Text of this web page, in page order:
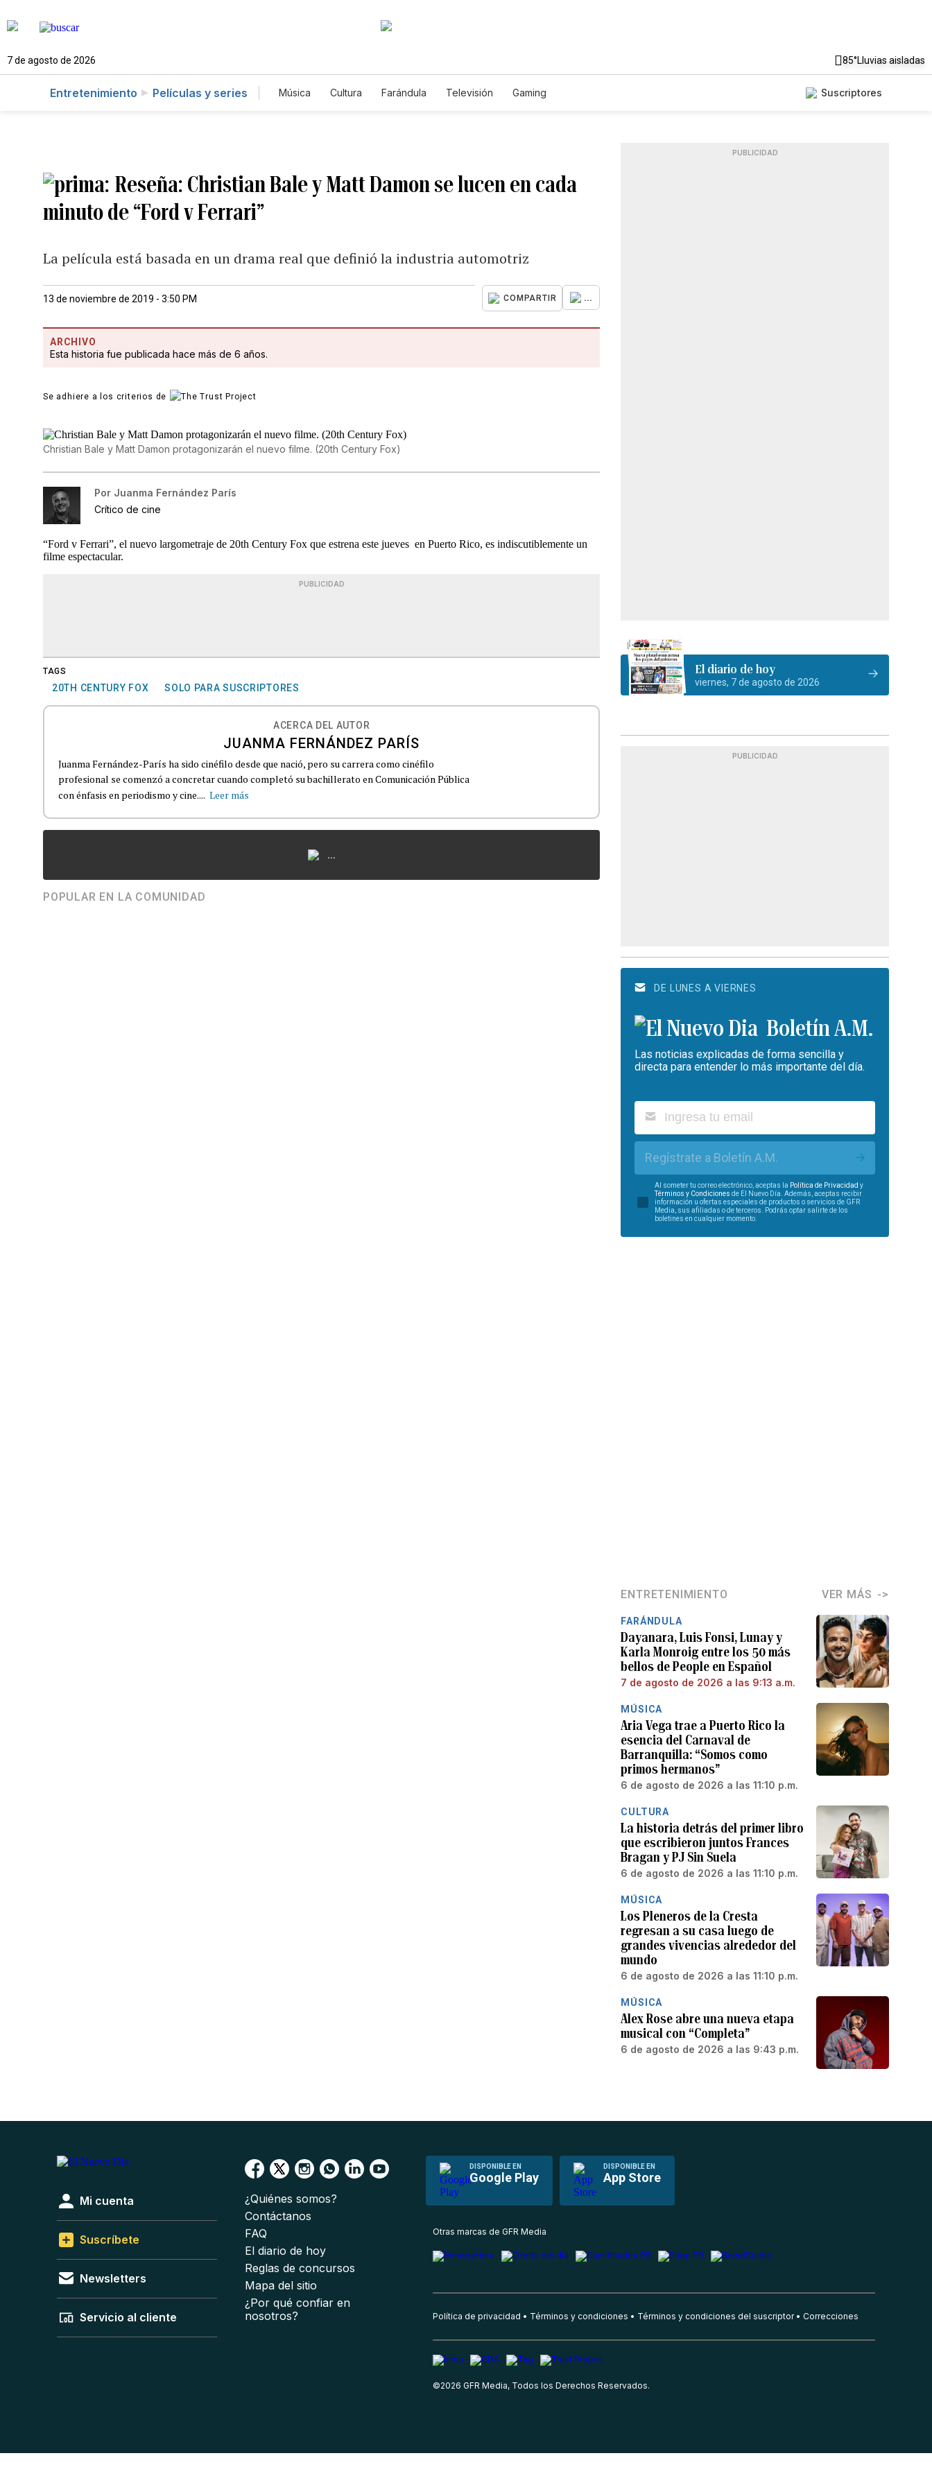
7 de agosto de 2026 85°Lluvias aisladas
Entretenimiento Películas y series Música Cultura Farándula Televisión Gaming Suscriptores
Reseña: Christian Bale y Matt Damon se lucen en cada
minuto de “Ford v Ferrari”
La película está basada en un drama real que definió la industria automotriz
13 de noviembre de 2019 - 3:50 PM COMPARTIR ...
ARCHIVO
Esta historia fue publicada hace más de 6 años.
Se adhiere a los criterios de
Christian Bale y Matt Damon protagonizarán el nuevo filme. (20th Century Fox)
Por Juanma Fernández París
Crítico de cine
“Ford v Ferrari”, el nuevo largometraje de 20th Century Fox que estrena este jueves en Puerto Rico, es indiscutiblemente un
filme espectacular.
PUBLICIDAD
TAGS
20TH CENTURY FOX SOLO PARA SUSCRIPTORES
ACERCA DEL AUTOR
JUANMA FERNÁNDEZ PARÍS
Juanma Fernández-París ha sido cinéfilo desde que nació, pero su carrera como cinéfilo
profesional se comenzó a concretar cuando completó su bachillerato en Comunicación Pública
con énfasis en periodismo y cine.... Leer más
...
POPULAR EN LA COMUNIDAD
PUBLICIDAD
El diario de hoy
viernes, 7 de agosto de 2026
PUBLICIDAD
DE LUNES A VIERNES
Boletín A.M.
Las noticias explicadas de forma sencilla y
directa para entender lo más importante del día.
Regístrate a Boletín A.M.
Al someter tu correo electrónico, aceptas la Política de Privacidad y
Términos y Condiciones de El Nuevo Día. Además, aceptas recibir
información u ofertas especiales de productos o servicios de GFR
Media, sus afiliadas o de terceros. Podrás optar salirte de los
boletines en cualquier momento.
ENTRETENIMIENTO VER MÁS
FARÁNDULA
Dayanara, Luis Fonsi, Lunay y
Karla Monroig entre los 50 más
bellos de People en Español
7 de agosto de 2026 a las 9:13 a.m.
MÚSICA
Aria Vega trae a Puerto Rico la
esencia del Carnaval de
Barranquilla: “Somos como
primos hermanos”
6 de agosto de 2026 a las 11:10 p.m.
CULTURA
La historia detrás del primer libro
que escribieron juntos Frances
Bragan y PJ Sin Suela
6 de agosto de 2026 a las 11:10 p.m.
MÚSICA
Los Pleneros de la Cresta
regresan a su casa luego de
grandes vivencias alrededor del
mundo
6 de agosto de 2026 a las 11:10 p.m.
MÚSICA
Alex Rose abre una nueva etapa
musical con “Completa”
6 de agosto de 2026 a las 9:43 p.m.
DISPONIBLE EN
Google Play
DISPONIBLE EN
App Store
Mi cuenta
Suscríbete
Newsletters
Servicio al cliente
¿Quiénes somos?
Contáctanos
FAQ
El diario de hoy
Reglas de concursos
Mapa del sitio
¿Por qué confiar en
nosotros?
Otras marcas de GFR Media
Política de privacidad Términos y condiciones Términos y condiciones del suscriptor Correcciones
©2026 GFR Media, Todos los Derechos Reservados.